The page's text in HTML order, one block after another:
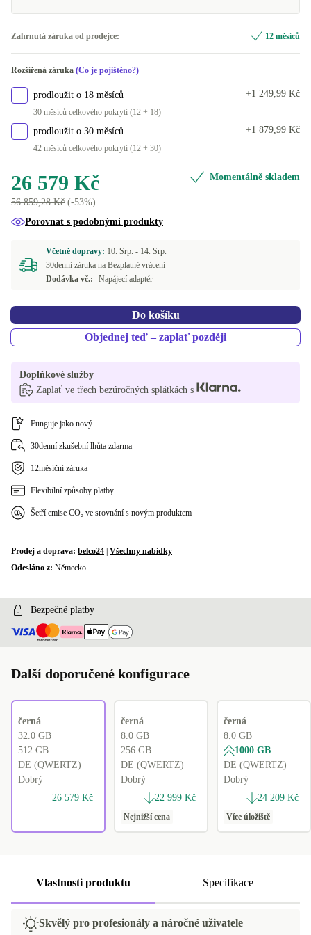
IT (QWERTY)
Zahrnutá záruka od prodejce: 12 měsíců
Rozšířená záruka (Co je pojištěno?)
prodloužit o 18 měsíců
30 měsíců celkového pokrytí (12 + 18)
+1 249,99 Kč
prodloužit o 30 měsíců
42 měsíců celkového pokrytí (12 + 30)
+1 879,99 Kč
26 579 Kč
56 859,28 Kč (-53%)
Momentálně skladem
Porovnat s podobnými produkty
Včetně dopravy: 10. Srp. - 14. Srp.
30denní záruka na Bezplatné vrácení
Dodávka vč.:
Napájecí adaptér
Do košíku
Objednej teď – zaplať později
Doplňkové služby
Zaplať ve třech bezúročných splátkách s
Funguje jako nový
30denní zkušební lhůta zdarma
12měsíční záruka
Flexibilní způsoby platby
Šetří emise CO₂ ve srovnání s novým produktem
Prodej a doprava: belco24 Všechny nabídky
Odesláno z: Německo
Bezpečné platby
Další doporučené konfigurace
černá
32.0 GB
512 GB
DE (QWERTZ)
Dobrý
26 579 Kč
černá
8.0 GB
256 GB
DE (QWERTZ)
Dobrý
22 999 Kč
Nejnižší cena
černá
8.0 GB
1000 GB
DE (QWERTZ)
Dobrý
24 209 Kč
Více úložiště
Vlastnosti produktu Specifikace
Skvělý pro profesionály a náročné uživatele